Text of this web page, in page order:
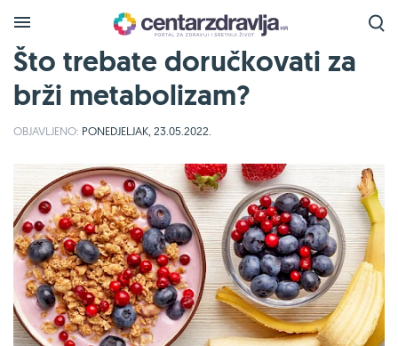
Što trebate doručkovati za
brži metabolizam?
OBJAVLJENO: PONEDJELJAK, 23.05.2022.